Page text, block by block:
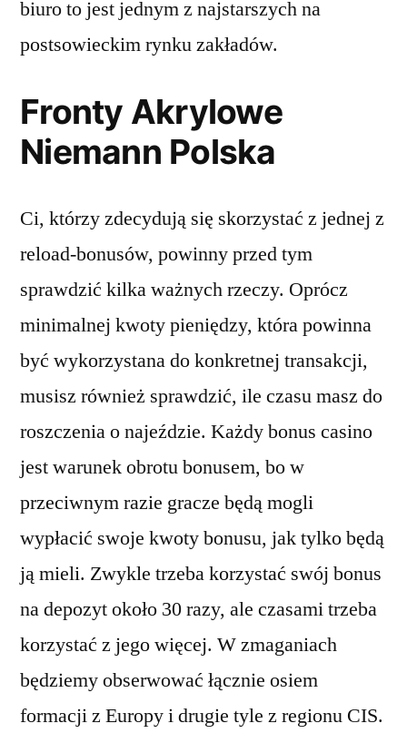
biuro to jest jednym z najstarszych na
postsowieckim rynku zakładów.
Fronty Akrylowe
Niemann Polska
Ci, którzy zdecydują się skorzystać z jednej z
reload-bonusów, powinny przed tym
sprawdzić kilka ważnych rzeczy. Oprócz
minimalnej kwoty pieniędzy, która powinna
być wykorzystana do konkretnej transakcji,
musisz również sprawdzić, ile czasu masz do
roszczenia o najeździe. Każdy bonus casino
jest warunek obrotu bonusem, bo w
przeciwnym razie gracze będą mogli
wypłacić swoje kwoty bonusu, jak tylko będą
ją mieli. Zwykle trzeba korzystać swój bonus
na depozyt około 30 razy, ale czasami trzeba
korzystać z jego więcej. W zmaganiach
będziemy obserwować łącznie osiem
formacji z Europy i drugie tyle z regionu CIS.